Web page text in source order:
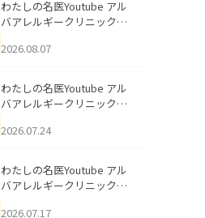
わたしの名医Youtube アル
バアレルギークリニック札
らない理由｜繰り返す人が
説」を公開いたしました。
2026.08.07
わたしの名医Youtube アル
バアレルギークリニック札
える男性へ｜医師が教える
公開いたしました。
2026.07.24
わたしの名医Youtube アル
バアレルギークリニック札
2026.07.17